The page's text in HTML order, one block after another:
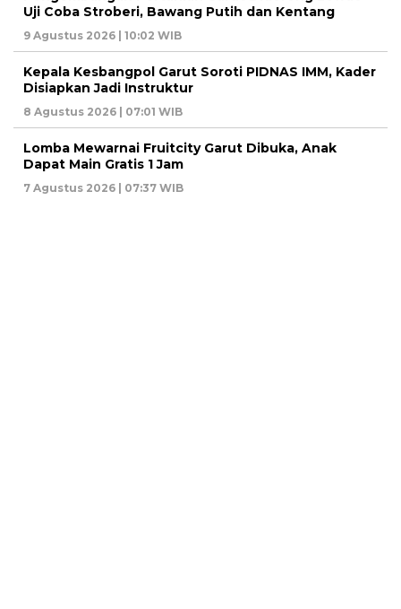
Uji Coba Stroberi, Bawang Putih dan Kentang
9 Agustus 2026 | 10:02 WIB
Kepala Kesbangpol Garut Soroti PIDNAS IMM, Kader
Disiapkan Jadi Instruktur
8 Agustus 2026 | 07:01 WIB
Lomba Mewarnai Fruitcity Garut Dibuka, Anak
Dapat Main Gratis 1 Jam
7 Agustus 2026 | 07:37 WIB